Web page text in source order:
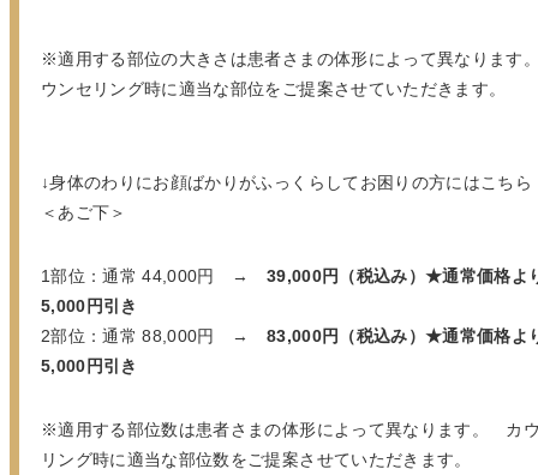
※適用する部位の大きさは患者さまの体形によって異なりま
ウンセリング時に適当な部位をご提案させていただきます。
↓身体のわりにお顔ばかりがふっくらしてお困りの方にはこちら
＜あご下＞
1部位：通常 44,000円 → 39,000円（税込み）★通常価格よ
5,000円引き
2部位：通常 88,000円 → 83,000円（税込み）★通常価格よ
5,000円引き
※適用する部位数は患者さまの体形によって異なります。 カ
リング時に適当な部位数をご提案させていただきます。